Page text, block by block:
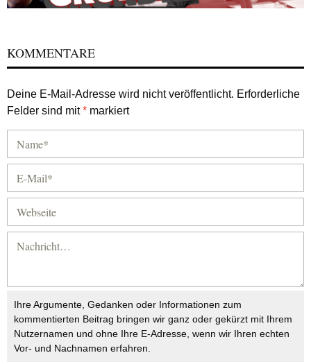
KOMMENTARE
Deine E-Mail-Adresse wird nicht veröffentlicht. Erforderliche
Felder sind mit* markiert
Ihre Argumente, Gedanken oder Informationen zum
kommentierten Beitrag bringen wir ganz oder gekürzt mit Ihrem
Nutzernamen und ohne Ihre E-Adresse, wenn wir Ihren echten
Vor- und Nachnamen erfahren.